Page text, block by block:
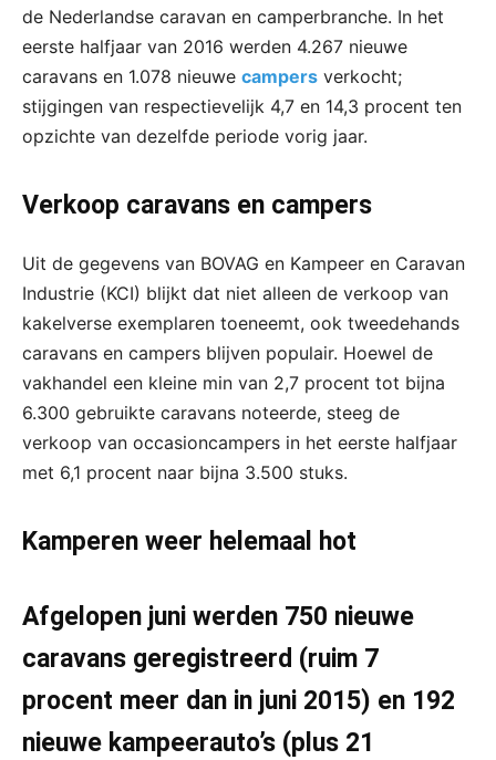
de Nederlandse caravan en camperbranche. In het
eerste halfjaar van 2016 werden 4.267 nieuwe
caravans en 1.078 nieuwe campers verkocht;
stijgingen van respectievelijk 4,7 en 14,3 procent ten
opzichte van dezelfde periode vorig jaar.
Verkoop caravans en campers
Uit de gegevens van BOVAG en Kampeer en Caravan
Industrie (KCI) blijkt dat niet alleen de verkoop van
kakelverse exemplaren toeneemt, ook tweedehands
caravans en campers blijven populair. Hoewel de
vakhandel een kleine min van 2,7 procent tot bijna
6.300 gebruikte caravans noteerde, steeg de
verkoop van occasioncampers in het eerste halfjaar
met 6,1 procent naar bijna 3.500 stuks.
Kamperen weer helemaal hot
Afgelopen juni werden 750 nieuwe
caravans geregistreerd (ruim 7
procent meer dan in juni 2015) en 192
nieuwe kampeerauto’s (plus 21